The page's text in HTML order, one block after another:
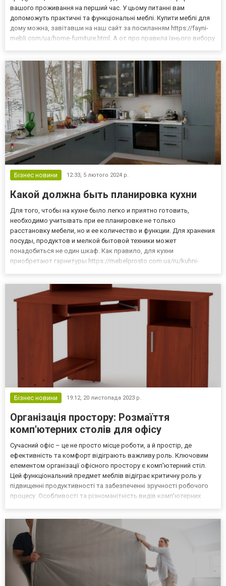
вашого проживання на перший час. У цьому питанні вам
допоможуть практичні та функціональні меблі. Купити меблі для
дому можна, завітавши на наш сайт за посиланням https://fayni-
mebli.com/ua/home-furniture.html. А от про правила їхнього вибору
Бізнес новини 12:33, 5 лютого 2024 р.
Какой должна быть планировка кухни
Для того, чтобы на кухне было легко и приятно готовить,
необходимо учитывать при ее планировке не только
расстановку мебели, но и ее количество и функции. Для хранения
посуды, продуктов и мелкой бытовой техники может
понадобиться не один шкаф. Как правило, для кухни
приобретают гарнитуры https://mebelprosto.com.ua/ru/kuhni-
делают его более э...
Бізнес новини 19:12, 20 листопада 2023 р.
Організація простору: Розмаїття
комп'ютерних столів для офісу
Сучасний офіс – це не просто місце роботи, а й простір, де
ефективність та комфорт відіграють важливу роль. Ключовим
елементом організації офісного простору є комп'ютерний стіл.
Цей функціональний предмет меблів відіграє критичну роль у
підвищенні продуктивності та забезпеченні зручності робочого
процесу. Особливості та різноманітність видів комп'ютерних